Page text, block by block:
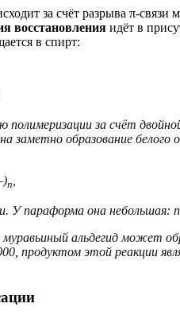
за счёт разрыва π-связи
восстановления идёт в
в спирт:
за счёт
заметно образование белого
n
У параформа она небольшая:
альдегид может
продуктом этой реакции